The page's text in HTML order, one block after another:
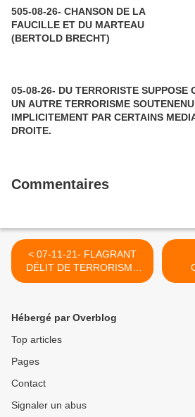
505-08-26- CHANSON DE LA
FAUCILLE ET DU MARTEAU
(BERTOLD BRECHT)
05-08-26- DU TERRORISTE SUPPOSE
UN AUTRE TERRORISME
IMPLICITEMENT PAR CERTAINS MEDIAS D'EXTRÊME
DROITE.
Commentaires
< 07-11-21- FLAGRANT
DÉLIT DE TERRORISME
ISRAÉLIEN (VIDÉO)-
Hébergé par Overblog
Top articles
Pages
Contact
Signaler un abus